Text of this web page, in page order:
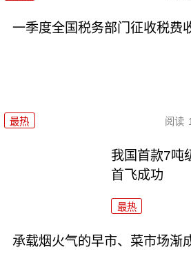
一季度全国税务部门征收税费
最热 阅读
我国首款7吨
首飞成功
最热
承载烟火气的早市、菜市场渐